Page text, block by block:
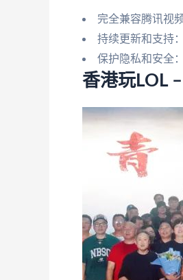
完全兼容腾讯视
持续更新和支持
保护隐私和安全
香港玩LOL